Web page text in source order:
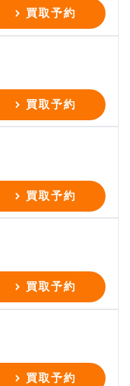
買取予約
買取予約
買取予約
買取予約
買取予約